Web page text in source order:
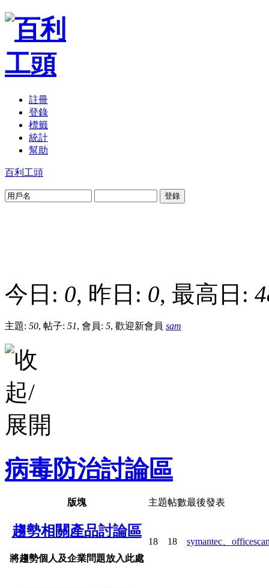
註冊
登錄
標籤
統計
幫助
百利工頭
登錄
今日: 0, 昨日: 0, 最高日:
主題: 50, 帖子: 51, 會員: 5, 歡迎新會員 sam
病毒防治討論區
版塊 主題帖數最後發表
趨勢相關產品討論區
將趨勢個人及企業問題放入此處
18 18 symantec、